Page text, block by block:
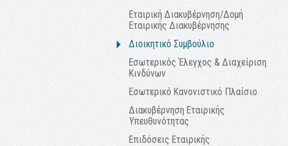
Εταιρική Διακυβέρνηση/Δομή
Εταιρικής Διακυβέρνησης
Διοικητικό Συμβούλιο
Εσωτερικός Έλεγχος & Διαχείριση
Κινδύνων
Εσωτερικό Κανονιστικό Πλαίσιο
Διακυβέρνηση Εταιρικής
Υπευθυνότητας
Επιδόσεις Εταιρικής